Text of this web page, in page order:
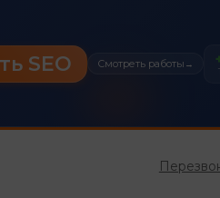
SEO Смотреть работы →